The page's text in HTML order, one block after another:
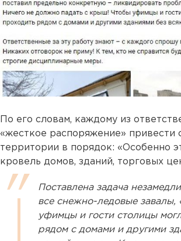
По его словам, каждому из
«жесткое распоряжение» привести
территории в порядок: «Особенно
кровель домов, зданий, торговых
Поставлена задача
все снежно-ледовые завалы,
уфимцы и гости столицы
рядом с домами и другими